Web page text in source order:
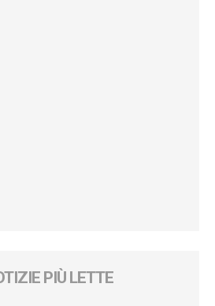
PIÙ LETTE